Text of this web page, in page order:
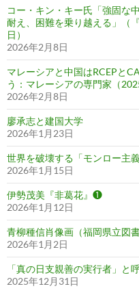
コー・キン・キー氏「強固な
耐え、困難を乗り越える」（
日）
2026年2月8日
マレーシアと中国はRCEPと
う：マレーシアの専門家（
2026年2月8日
廖承志と建国大学
2026年1月23日
世界を破壊する「モンロー主
2026年1月15日
伊勢茂美『非葛花』❶
2026年1月12日
青柳種信肖像画（福岡県立図書
2026年1月2日
「真の日支親善の実行者」と
2025年12月31日